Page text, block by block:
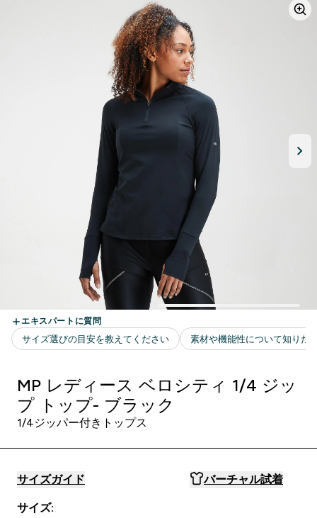
MP レディース ベロシティ 1/4 ジッ
プ トップ- ブラック
1/4ジッパー付きトップス
サイズガイド バーチャル試着
サイズ: